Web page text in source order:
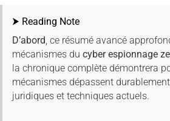
⮞ Reading Note
D’abord, ce résumé avancé
mécanismes du cyber espionnage
la chronique complète démontrera
mécanismes dépassent
juridiques et techniques actuels.